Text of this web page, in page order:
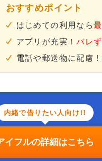
おすすめポイント
はじめての利用なら
アプリが充実！バレ
電話や郵送物に配慮！
内緒で借りたい人向け!!
イフルの詳細はこちら